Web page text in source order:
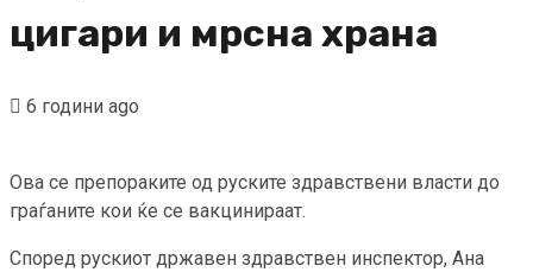
цигари и мрсна храна
6 години ago
Ова се препораките од руските здравствени власти до
граѓаните кои ќе се вакцинираат.
Според рускиот државен здравствен инспектор, Ана